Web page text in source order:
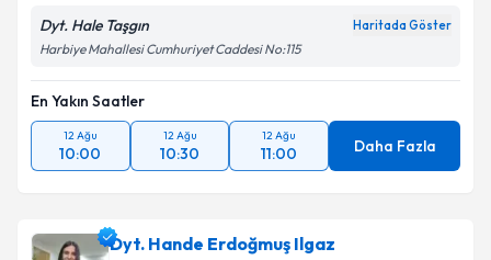
Dyt. Hale Taşgın Haritada Göster
Harbiye Mahallesi Cumhuriyet Caddesi No:115
En Yakın Saatler
12 Ağu
10:00
12 Ağu
10:30
12 Ağu
11:00 Daha Fazla
Dyt. Hande Erdoğmuş Ilgaz